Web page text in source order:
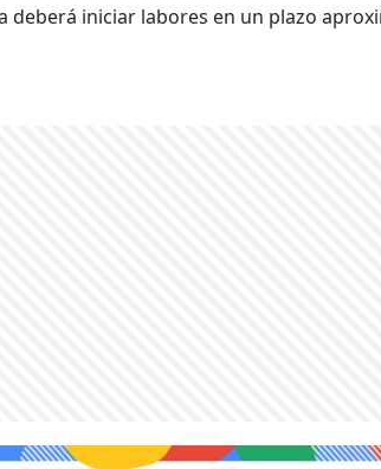
deberá iniciar labores en un plazo